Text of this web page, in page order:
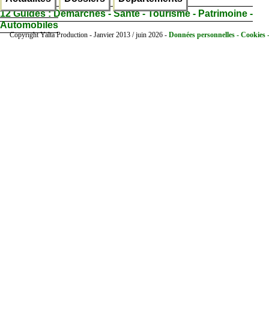
12 Guides :Démarches - Santé - Tourisme - Patrimoine -
Automobiles
Copyright Yalta Production - Janvier 2013 / juin 2026 - Données personnelles - Cookies